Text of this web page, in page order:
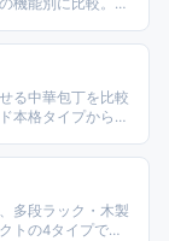
機能別に比較。ア
家庭の一台が見つ
る中華包丁を比較
本格タイプから、
多段ラック・木製
トの4タイプで比